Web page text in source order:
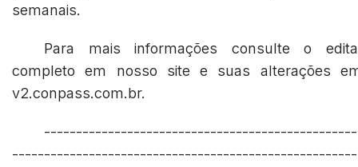
semanais.
Para mais informações consulte o
completo em nosso site e suas alterações
v2.conpass.com.br.
-------------------------------------------------
------------------------------------------------------